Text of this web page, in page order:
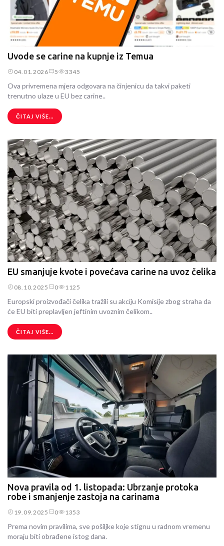
Uvode se carine na kupnje iz Temua
04.01.2026 5 3345
Ova privremena mjera odgovara na činjenicu da takvi paketi
trenutno ulaze u EU bez carine..
ČITAJ VIŠE...
EU smanjuje kvote i povećava carine na uvoz čelika
08.10.2025 0 1125
Europski proizvođači čelika tražili su akciju Komisije zbog straha da
će EU biti preplavljen jeftinim uvoznim čelikom..
ČITAJ VIŠE...
Nova pravila od 1. listopada: Ubrzanje protoka
robe i smanjenje zastoja na carinama
19.09.2025 0 1353
Prema novim pravilima, sve pošiljke koje stignu u radnom vremenu
moraju biti obrađene istog dana.